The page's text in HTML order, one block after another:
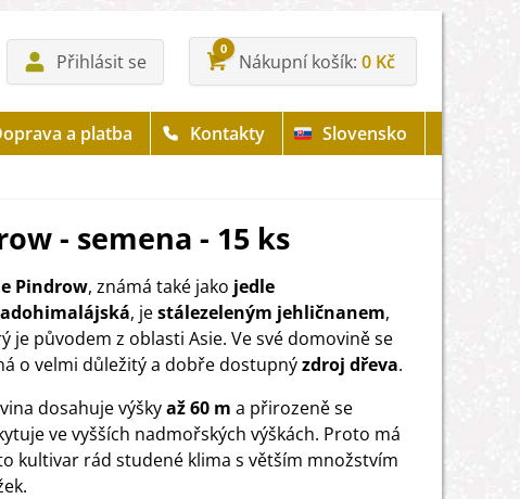
Přihlásit se
0
Nákupní košík 0 Kč
a platba Kontakty
Slovensko
- semena - 15 ks
Pindrow, známá také jako jedle
, jestálezeleným jehličnanem,
je původem z oblasti Asie. Ve své domovině se
o velmi důležitý a dobře dostupnýzdroj dřeva.
dosahuje výškyaž 60 m a přirozeně se
ve vyšších nadmořských výškách. Proto má
kultivar rád studené klima s větším množstvím